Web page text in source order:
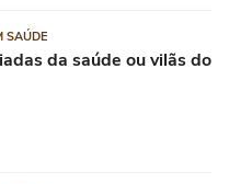
SAÚDE
da saúde ou vilãs do